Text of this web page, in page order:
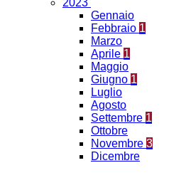
2023
Gennaio
Febbraio 1
Marzo
Aprile 1
Maggio
Giugno 1
Luglio
Agosto
Settembre 1
Ottobre
Novembre 3
Dicembre